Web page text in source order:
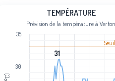
Line chart with 96 data points.
Prévision de la température à Verton
View as data table, Température
The chart has 1 X axis displaying
The chart has 1 Y axis displaying
TEMPÉRATURE
Prévision de la température à Verton
31
31
30
35